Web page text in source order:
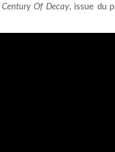
Century Of Decay, issue du